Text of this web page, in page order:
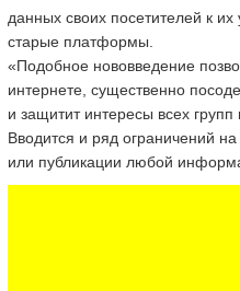
данных своих посетителей к
старые платформы.
«Подобное нововведение
интернете, существенно
и защитит интересы всех
Вводится и ряд ограничений
или публикации любой